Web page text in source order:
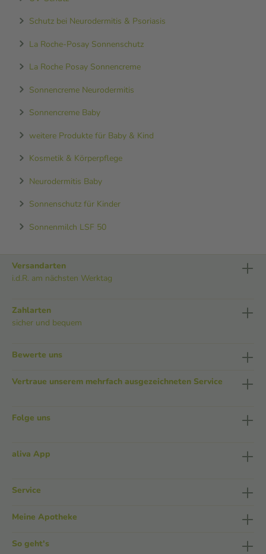
Schutz bei Neurodermitis & Psoriasis
La Roche-Posay Sonnenschutz
La Roche Posay Sonnencreme
Sonnencreme Neurodermitis
Sonnencreme Baby
weitere Produkte für Baby & Kind
Kosmetik & Körperpflege
Neurodermitis Baby
Sonnenschutz für Kinder
Sonnenmilch LSF 50
Versandarten
i.d.R. am nächsten Werktag
Zahlarten
sicher und bequem
Bewerte uns
Vertraue unserem mehrfach ausgezeichneten Service
Folge uns
aliva App
Service
Meine Apotheke
So geht's